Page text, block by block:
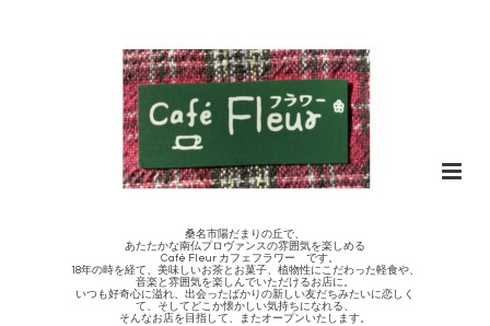
桑名市陽だまりの丘で、
あたたかな南仏プロヴァンスの雰囲気を楽しめる
Café Fleur カフェフラワー です。
18年の時を経て、美味しいお茶とお菓子、植物性にこだわった軽食や、
音楽と雰囲気を楽しんでいただけるお店に。
いつも好奇心に溢れ、出会ったばかりの新しい友だちみたいに恋しく
て、そしてどこか懐かしい気持ちになれる、
そんなお店を目指して、またオープンいたします。